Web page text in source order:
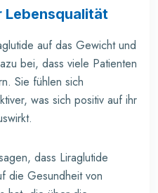
Lebensqualität
auf das Gewicht und
bei, dass viele Patienten
Sie fühlen sich
was sich positiv auf ihr
dass Liraglutide
die Gesundheit von